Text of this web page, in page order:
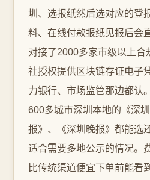
圳、选报纸然后选对应的登
料、在线付款报纸见报后会
对接了2000多家市级以上合
社授权提供区块链存证电子
力银行、市场监管那边都认
600多城市深圳本地的《深
报》、《深圳晚报》都能选
适合需要多地公示的情况。
比传统渠道便宜下单前能看